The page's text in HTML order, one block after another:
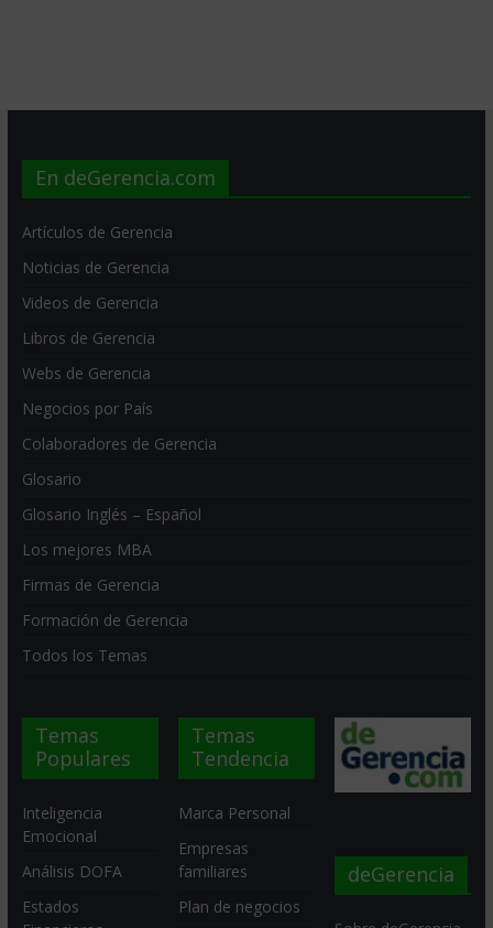
En deGerencia.com
Artículos de Gerencia
Noticias de Gerencia
Videos de Gerencia
Libros de Gerencia
Webs de Gerencia
Negocios por País
Colaboradores de Gerencia
Glosario
Glosario Inglés – Español
Los mejores MBA
Firmas de Gerencia
Formación de Gerencia
Todos los Temas
Temas
Populares
Inteligencia
Emocional
Análisis DOFA
Estados
Temas
Tendencia
Marca Personal
Empresas
familiares
Plan de negocios
deGerencia